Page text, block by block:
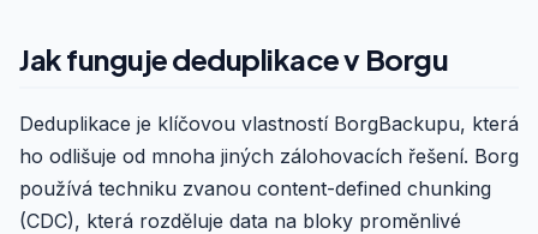
Jak funguje deduplikace v Borgu
Deduplikace je klíčovou vlastností BorgBackupu, která
ho odlišuje od mnoha jiných zálohovacích řešení. Borg
používá techniku zvanou content-defined chunking
(CDC), která rozděluje data na bloky proměnlivé